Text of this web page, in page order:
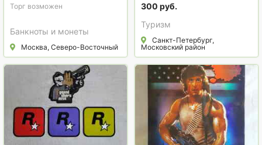
Торг возможен
Банкноты и монеты
Москва, Северо-Восточный
высотах
300 руб.
Туризм
Санкт-Петербург,
Московский район